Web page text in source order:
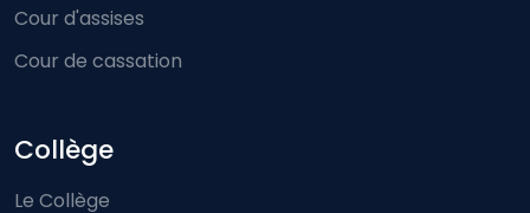
Cour d'assises
Cour de cassation
Collège
Le Collège